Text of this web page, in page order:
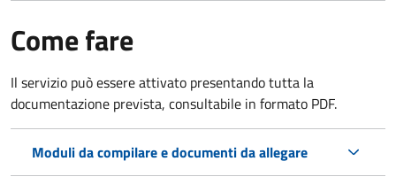
Come fare
Il servizio può essere attivato presentando tutta la
documentazione prevista, consultabile in formato PDF.
Moduli da compilare e documenti da allegare